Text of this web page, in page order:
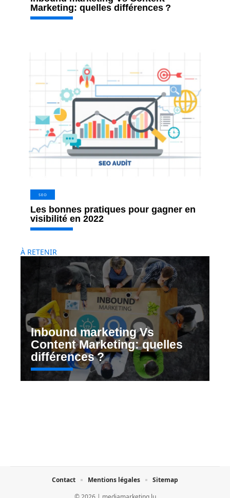
Marketing: quelles différences ?
SEO
Les bonnes pratiques pour gagner en
visibilité en 2022
À RETENIR
Inbound marketing Vs
Content Marketing: quelles
différences ?
Contact Mentions légales Sitemap